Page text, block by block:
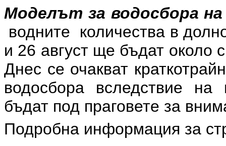
Моделът за водосбора
водните количества в
и 26 август ще бъдат около
Днес се очакват
водосбора вследствие
бъдат под праговете за
Подробна информация за